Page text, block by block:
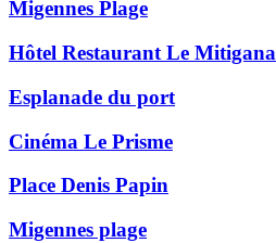
Migennes Plage
Hôtel Restaurant Le Mitigana
Esplanade du port
Cinéma Le Prisme
Place Denis Papin
Migennes plage